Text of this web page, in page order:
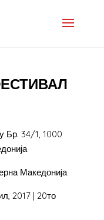
Бр. 34/1, 1000
Македонија
2017 | 20то